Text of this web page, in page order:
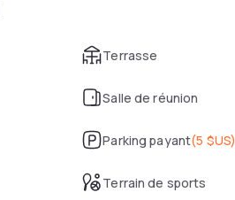
Terrasse
Salle de réunion
Parking payant(5 $US)
Terrain de sports